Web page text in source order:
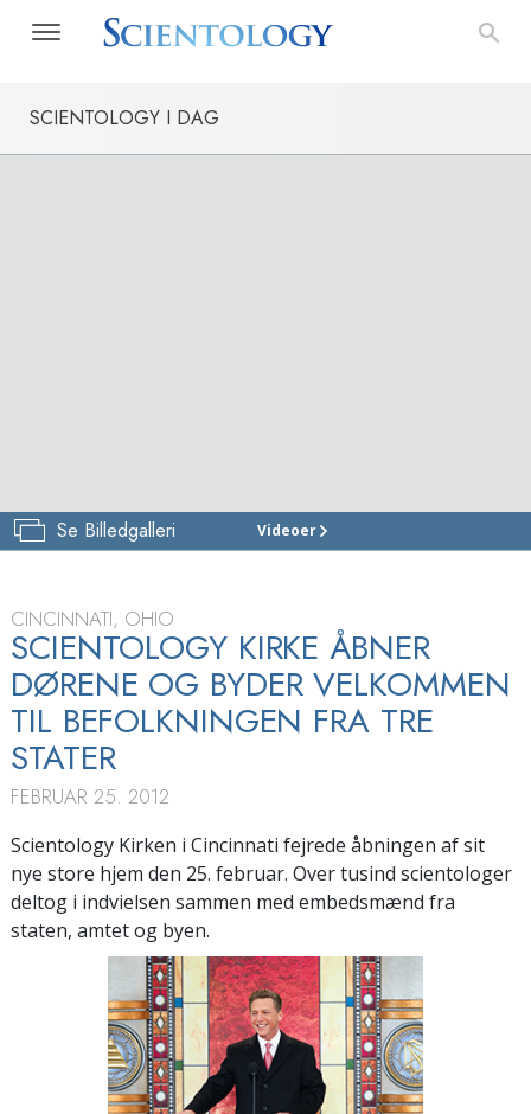
SCIENTOLOGY I DAG
Se Billedgalleri Videoer
SCIENTOLOGY
INDVIELSE
INDVIELSE
CINCINNATI, OHIO
SCIENTOLOGY KIRKE ÅBNER
DØRENE OG BYDER VELKOMMEN
TIL BEFOLKNINGEN FRA TRE
STATER
FEBRUAR 25. 2012
Scientology Kirken i Cincinnati fejrede åbningen af sit
nye store hjem den 25. februar. Over tusind scientologer
deltog i indvielsen sammen med embedsmænd fra
staten, amtet og byen.